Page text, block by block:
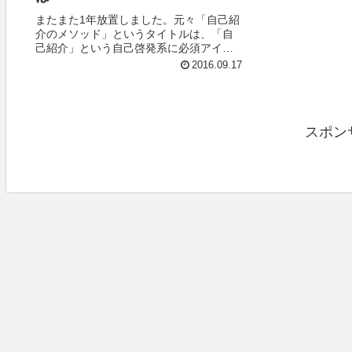
またまた1年放置しました。元々「自己紹
介のメソッド」というタイトルは、「自
己紹介」という自己啓発系に必須アイテ
ムを表題にすれば、自己表現に悩まれて
2016.09.17
スポン